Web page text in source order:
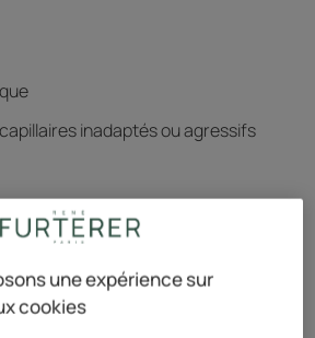
inadaptés ou agressifs
une expérience sur
cookies